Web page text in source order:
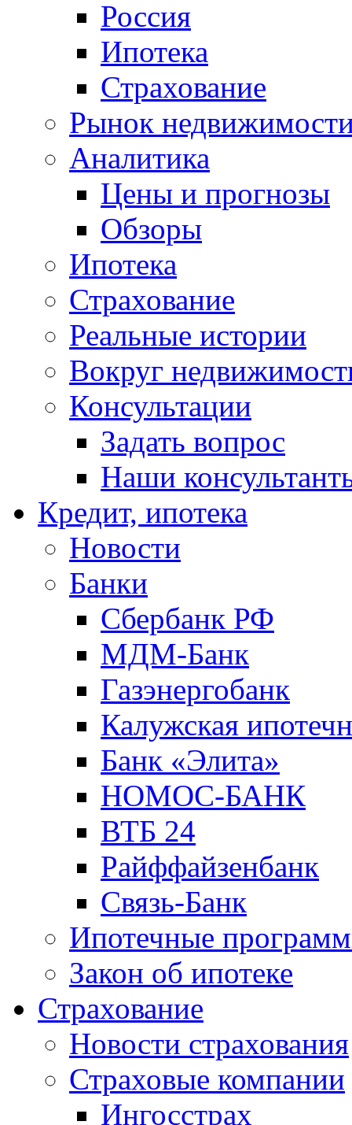
Россия
Ипотека
Страхование
Рынок
Аналитика
Цены и прогнозы
Обзоры
Ипотека
Страхование
Реальные истории
Вокруг
Консультации
Задать вопрос
Наши
Кредит, ипотека
Новости
Банки
Сбербанк РФ
МДМ-Банк
Газэнергобанк
Калужская
Банк «Элита»
НОМОС-БАНК
ВТБ 24
Райффайзенбанк
Связь-Банк
Ипотечные
Закон об ипотеке
Страхование
Новости страхования
Страховые компании
Ингосстрах